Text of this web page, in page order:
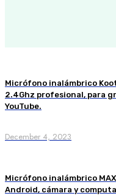
Micrófono inalámbrico
2.4Ghz profesional, para
YouTube.
December 4, 2023
Micrófono inalámbrico
Android, cámara y